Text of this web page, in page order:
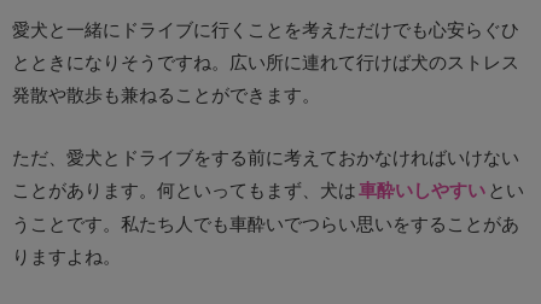
愛犬と一緒にドライブに行くことを考えただけでも心安らぐひ
とときになりそうですね。広い所に連れて行けば犬のストレス
発散や散歩も兼ねることができます。
ただ、愛犬とドライブをする前に考えておかなければいけない
ことがあります。何といってもまず、犬は車酔いしやすいとい
うことです。私たち人でも車酔いでつらい思いをすることがあ
りますよね。